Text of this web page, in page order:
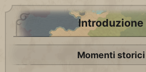
Introduzione
Momenti storici